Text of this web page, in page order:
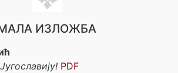
ИЗЛОЖБА
PDF